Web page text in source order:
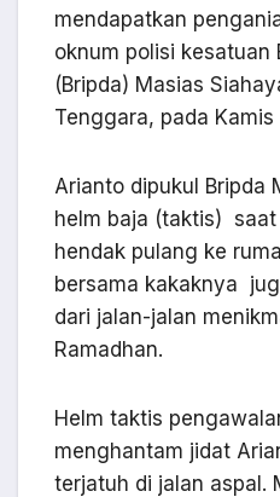
mendapatkan
oknum polisi kesatuan
(Bripda) Masias
Tenggara, pada
Arianto dipukul Bripda
helm baja (taktis)
hendak pulang ke
bersama kakaknya
dari jalan-jalan
Ramadhan.
Helm taktis
menghantam jidat
terjatuh di jalan aspal.